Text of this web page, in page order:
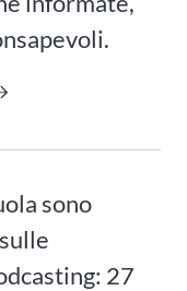
sono
27